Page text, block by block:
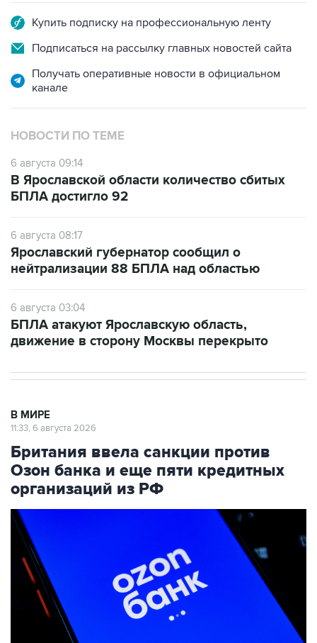
Купить подписку на профессиональную ленту
Подписаться на рассылку главных новостей сайта
Получать оперативные новости в официальном
канале
НОВОСТИ ПО ТЕМЕ
6 августа 09:14
В Ярославской области количество сбитых
БПЛА достигло 92
6 августа 08:17
Ярославский губернатор сообщил о
нейтрализации 88 БПЛА над областью
6 августа 03:04
БПЛА атакуют Ярославскую область,
движение в сторону Москвы перекрыто
В МИРЕ
11:33, 6 августа 2026
Британия ввела санкции против
Озон банка и еще пяти кредитных
организаций из РФ